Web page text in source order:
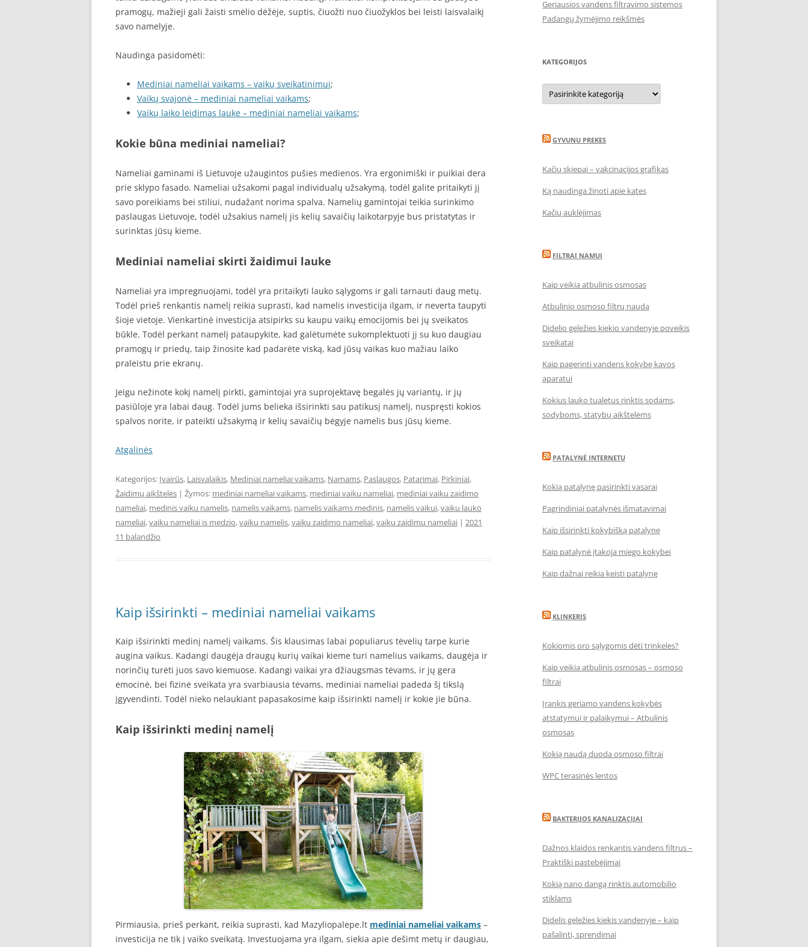
pramogų, mažieji gali žaisti smėlio dėžėje, suptis, čiuožti nuo čiuožyklos bei leisti laisvalaikį
savo namelyje.
Naudinga pasidomėti:
Mediniai nameliai vaikams – vaikų sveikatinimui;
Vaikų svajonė – mediniai nameliai vaikams;
Vaikų laiko leidimas lauke – mediniai nameliai vaikams;
Kokie būna mediniai nameliai?
Nameliai gaminami iš Lietuvoje užaugintos pušies medienos. Yra ergonimiški ir puikiai dera
prie sklypo fasado. Nameliai užsakomi pagal individualų užsakymą, todėl galite pritaikyti jį
savo poreikiams bei stiliui, nudažant norima spalva. Namelių gamintojai teikia surinkimo
paslaugas Lietuvoje, todėl užsakius namelį jis kelių savaičių laikotarpyje bus pristatytas ir
surinktas jūsų kieme.
Mediniai nameliai skirti žaidimui lauke
Nameliai yra impregnuojami, todėl yra pritaikyti lauko sąlygoms ir gali tarnauti daug metų.
Todėl prieš renkantis namelį reikia suprasti, kad namelis investicija ilgam, ir neverta taupyti
šioje vietoje. Vienkartinė investicija atsipirks su kaupu vaikų emocijomis bei jų sveikatos
būkle. Todėl perkant namelį pataupykite, kad galėtumėte sukomplektuoti jį su kuo daugiau
pramogų ir priedų, taip žinosite kad padarėte viską, kad jūsų vaikas kuo mažiau laiko
praleistu prie ekranų.
Jeigu nežinote kokį namelį pirkti, gamintojai yra suprojektavę begalės jų variantų, ir jų
pasiūloje yra labai daug. Todėl jums belieka išsirinkti sau patikusį namelį, nuspręsti kokios
spalvos norite, ir pateikti užsakymą ir kelių savaičių bėgyje namelis bus jūsų kieme.
Atgalinės
Kategorijos: Įvairūs, Laisvalaikis, Mediniai nameliai vaikams, Namams, Paslaugos, Patarimai, Pirkiniai,
Žaidimų aikštelės | Žymos: mediniai nameliai vaikams, mediniai vaiku nameliai, mediniai vaiku zaidimo
nameliai, medinis vaiku namelis, namelis vaikams, namelis vaikams medinis, namelis vaikui,vaiku lauko
nameliai,vaiku nameliai is medzio,vaiku namelis,vaiku zaidimo nameliai,vaiku zaidimu nameliai | 2021
11 balandžio
Kaip išsirinkti – mediniai nameliai vaikams
Kaip išsirinkti medinį namelį vaikams. Šis klausimas labai populiarus tėvelių tarpe kurie
augina vaikus. Kadangi daugėja draugų kurių vaikai kieme turi namelius vaikams, daugėja ir
norinčių turėti juos savo kiemuose. Kadangi vaikai yra džiaugsmas tėvams, ir jų gera
emocinė, bei fizinė sveikata yra svarbiausia tėvams, mediniai nameliai padeda šį tikslą
įgyvendinti. Todėl nieko nelaukiant papasakosime kaip išsirinkti namelį ir kokie jie būna.
Kaip išsirinkti medinį namelį
Pirmiausia, prieš perkant, reikia suprasti, kad Mazyliopalepe.lt mediniai nameliai vaikams –
investicija ne tik į vaiko sveikatą. Investuojama yra ilgam, siekia apie dešimt metų ir daugiau,
Geriausios vandens filtravimo sistemos
Padangų žymėjimo reikšmės
KATEGORIJOS
Kategorijos
GYVUNU PREKES
Kačių skiepai – vakcinacijos grafikas
Ką naudinga žinoti apie kates
Kačių auklėjimas
FILTRAI NAMUI
Kaip veikia atbulinis osmosas
Atbulinio osmoso filtrų nauda
Didelio geležies kiekio vandenyje poveikis
sveikatai
Kaip pagerinti vandens kokybę kavos
aparatui
Kokius lauko tualetus rinktis sodams,
sodyboms, statybų aikštelėms
PATALYNĖ INTERNETU
Kokią patalynę pasirinkti vasarai
Pagrindiniai patalynės išmatavimai
Kaip išsirinkti kokybišką patalynę
Kaip patalynė įtakoja miego kokybei
Kaip dažnai reikia keisti patalynę
KLINKERIS
Kokiomis oro sąlygomis dėti trinkeles?
Kaip veikia atbulinis osmosas – osmoso
filtrai
Įrankis geriamo vandens kokybės
atstatymui ir palaikymui – Atbulinis
osmosas
Kokią naudą duoda osmoso filtrai
WPC terasinės lentos
BAKTERIJOS KANALIZACIJAI
Dažnos klaidos renkantis vandens filtrus –
Praktiški pastebėjimai
Kokią nano dangą rinktis automobilio
stiklams
Didelis geležies kiekis vandenyje – kaip
pašalinti, sprendimai